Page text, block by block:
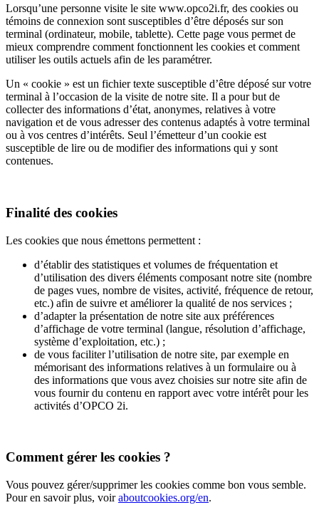
Lorsqu’une personne visite le site www.opco2i.fr, des cookies ou
témoins de connexion sont susceptibles d’être déposés sur son
terminal (ordinateur, mobile, tablette). Cette page vous permet de
mieux comprendre comment fonctionnent les cookies et comment
utiliser les outils actuels afin de les paramétrer.
Un « cookie » est un fichier texte susceptible d’être déposé sur votre
terminal à l’occasion de la visite de notre site. Il a pour but de
collecter des informations d’état, anonymes, relatives à votre
navigation et de vous adresser des contenus adaptés à votre terminal
ou à vos centres d’intérêts. Seul l’émetteur d’un cookie est
susceptible de lire ou de modifier des informations qui y sont
contenues.
Finalité des cookies
Les cookies que nous émettons permettent :
d’établir des statistiques et volumes de fréquentation et
d’utilisation des divers éléments composant notre site (nombre
de pages vues, nombre de visites, activité, fréquence de retour,
etc.) afin de suivre et améliorer la qualité de nos services ;
d’adapter la présentation de notre site aux préférences
d’affichage de votre terminal (langue, résolution d’affichage,
système d’exploitation, etc.) ;
de vous faciliter l’utilisation de notre site, par exemple en
mémorisant des informations relatives à un formulaire ou à
des informations que vous avez choisies sur notre site afin de
vous fournir du contenu en rapport avec votre intérêt pour les
activités d’OPCO 2i.
Comment gérer les cookies ?
Vous pouvez gérer/supprimer les cookies comme bon vous semble.
Pour en savoir plus, voiraboutcookies.org/en.